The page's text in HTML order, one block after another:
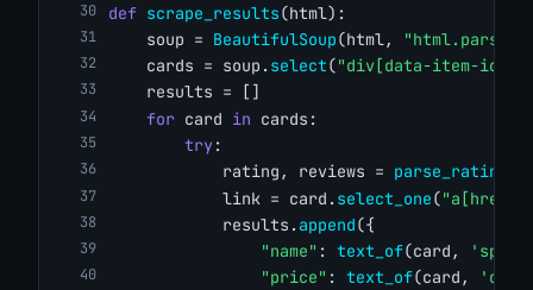
def scrape_results(html):
    soup =
BeautifulSoup(html, "html.parser"
    cards = soup.
select("div[data-item-id]"
    results = []
for card in cards:
try:
            rating, reviews =
parse_rating
            link = card.
select_one("a[href]"
            results.
append({
"name" : text_of(card,
"price" : text_of(card,